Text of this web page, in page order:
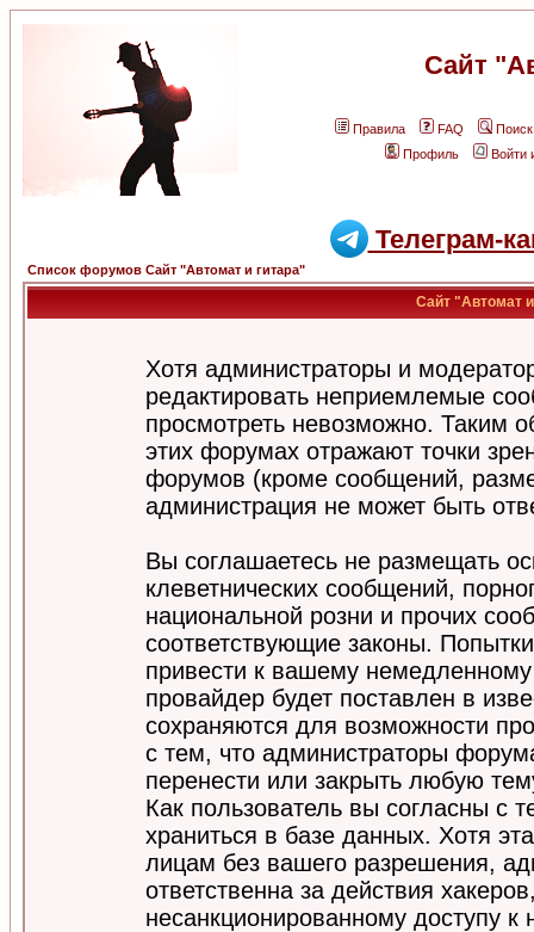
Сайт
Правила FAQ
Поиск
Профиль
Войти
Телеграм-
Список форумов Сайт "Автомат и гитара"
Сайт "Автомат и
Хотя администраторы и
редактировать неприемлемые
просмотреть невозможно. Таким
этих форумах отражают точки
форумов (кроме сообщений,
администрация не может быть
Вы соглашаетесь не размещать
клеветнических сообщений,
национальной розни и прочих
соответствующие законы.
привести к вашему
провайдер будет поставлен в
сохраняются для возможности
с тем, что администраторы
перенести или закрыть любую
Как пользователь вы согласны с
храниться в базе данных. Хотя
лицам без вашего разрешения,
ответственна за действия
несанкционированному доступу к